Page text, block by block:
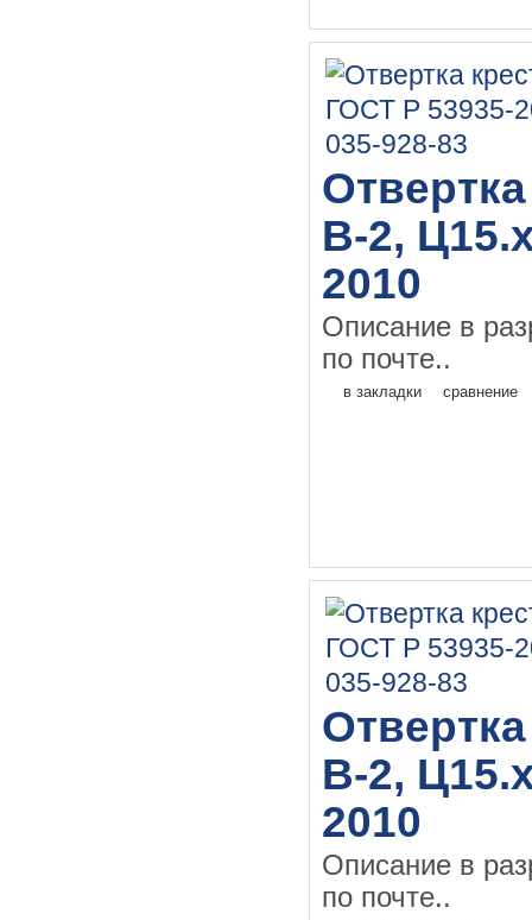
В-2,
2010
Описание в
по почте..
в закладки сравнение
В-2,
2010
Описание в
по почте..